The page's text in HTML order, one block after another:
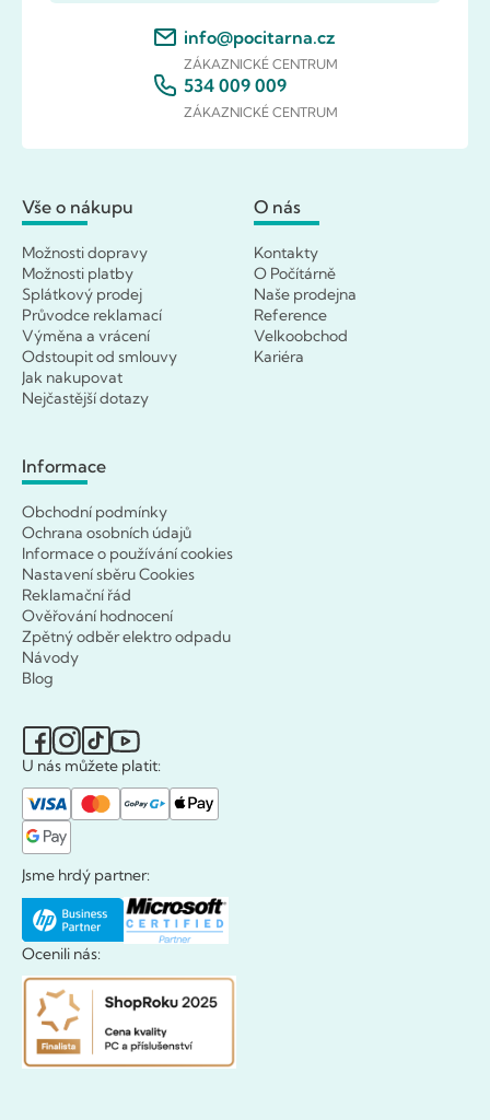
info@pocitarna.cz
ZÁKAZNICKÉ CENTRUM
534 009 009
ZÁKAZNICKÉ CENTRUM
Vše o nákupu
Možnosti dopravy
Možnosti platby
Splátkový prodej
Průvodce reklamací
Výměna a vrácení
Odstoupit od smlouvy
Jak nakupovat
Nejčastější dotazy
O nás
Kontakty
O Počítárně
Naše prodejna
Reference
Velkoobchod
Kariéra
Informace
Obchodní podmínky
Ochrana osobních údajů
Informace o používání cookies
Nastavení sběru Cookies
Reklamační řád
Ověřování hodnocení
Zpětný odběr elektro odpadu
Návody
Blog
U nás můžete platit:
Jsme hrdý partner:
Ocenili nás: